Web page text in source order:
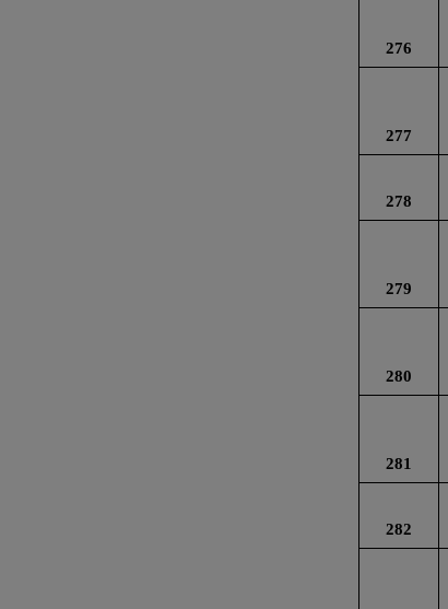
276
277
278
279
280
281
282